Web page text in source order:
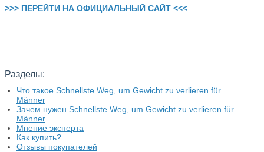
>>> ПЕРЕЙТИ НА ОФИЦИАЛЬНЫЙ САЙТ <<<
Разделы:
Что такое Schnellste Weg, um Gewicht zu verlieren für
Männer
Зачем нужен Schnellste Weg, um Gewicht zu verlieren für
Männer
Мнение эксперта
Как купить?
Отзывы покупателей